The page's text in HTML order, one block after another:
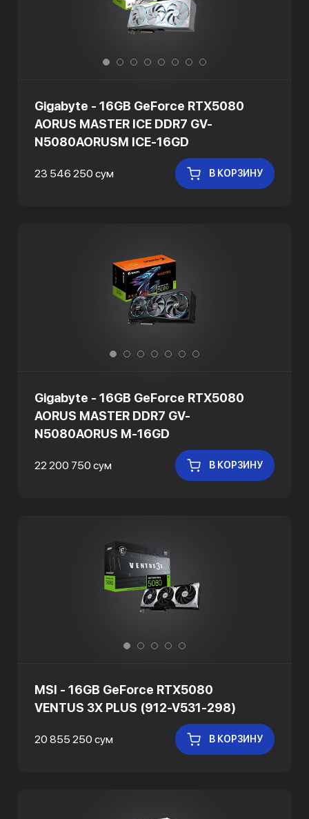
Gigabyte - 16GB GeForce RTX5080
AORUS MASTER ICE DDR7 GV-
N5080AORUSM ICE-16GD
23 546 250 сум В КОРЗИНУ
Gigabyte - 16GB GeForce RTX5080
AORUS MASTER DDR7 GV-
N5080AORUS M-16GD
22 200 750 сум В КОРЗИНУ
MSI - 16GB GeForce RTX5080
VENTUS 3X PLUS (912-V531-298)
20 855 250 сум В КОРЗИНУ